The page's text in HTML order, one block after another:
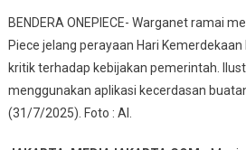
Bajak
Laut
One
BENDERA ONEPIECE- Warganet ramai
Piece jelang perayaan Hari
kritik terhadap kebijakan pemerintah.
menggunakan aplikasi kecerdasan
(31/7/2025). Foto : AI.